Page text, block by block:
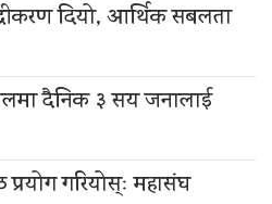
दियो, आर्थिक सबलता
दैनिक ३ सय जनालाई
गरियोस्ः महासंघ